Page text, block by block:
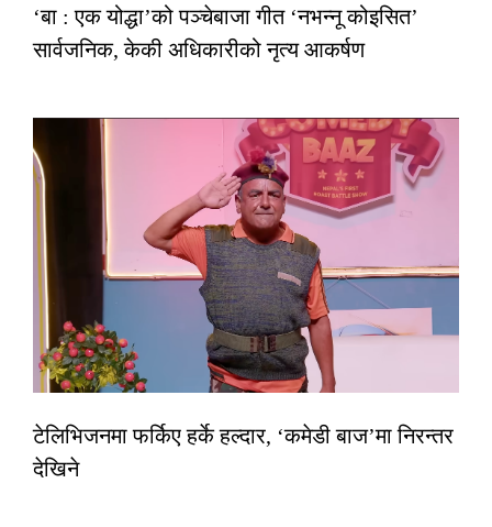
‘बा : एक योद्धा’को पञ्चेबाजा गीत ‘नभन्नू कोइसित’
सार्वजनिक, केकी अधिकारीको नृत्य आकर्षण
टेलिभिजनमा फर्किए हर्के हल्दार, ‘कमेडी बाज’मा निरन्तर
देखिने